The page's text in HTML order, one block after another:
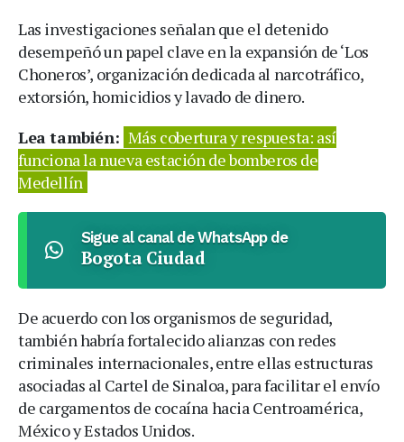
Las investigaciones señalan que el detenido
desempeñó un papel clave en la expansión de ‘Los
Choneros’, organización dedicada al narcotráfico,
extorsión, homicidios y lavado de dinero.
Lea también: Más cobertura y respuesta: así
funciona la nueva estación de bomberos de
Medellín
Sigue al canal de WhatsApp de
Bogota Ciudad
De acuerdo con los organismos de seguridad,
también habría fortalecido alianzas con redes
criminales internacionales, entre ellas estructuras
asociadas al Cartel de Sinaloa, para facilitar el envío
de cargamentos de cocaína hacia Centroamérica,
México y Estados Unidos.